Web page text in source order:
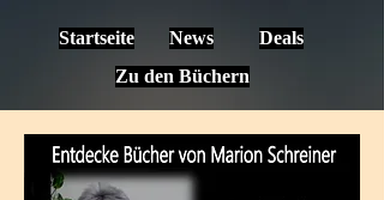
Startseite News
Deals
Zu den Büchern